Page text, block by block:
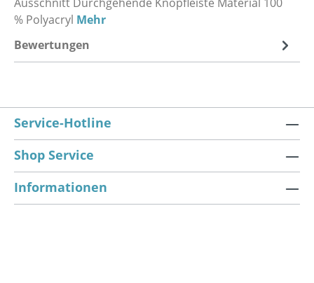
% Polyacryl Mehr
Bewertungen
Service-Hotline
Shop Service
Informationen